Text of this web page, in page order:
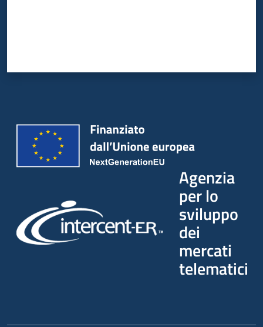
Agenzia
per lo
sviluppo
dei
mercati
telematici